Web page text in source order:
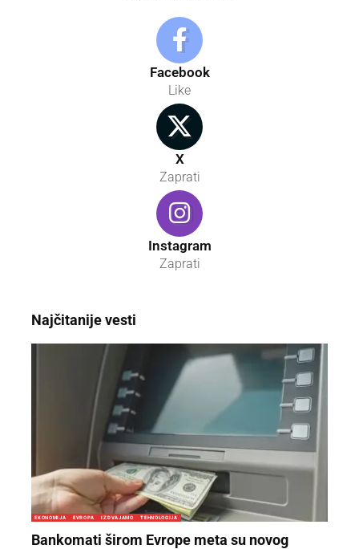
Facebook
Like
X
Zaprati
Instagram
Zaprati
Najčitanije vesti
EKONOMIJA EVROPA IZDVAJAMO TEHNOLOGIJA
Bankomati širom Evrope meta su novog